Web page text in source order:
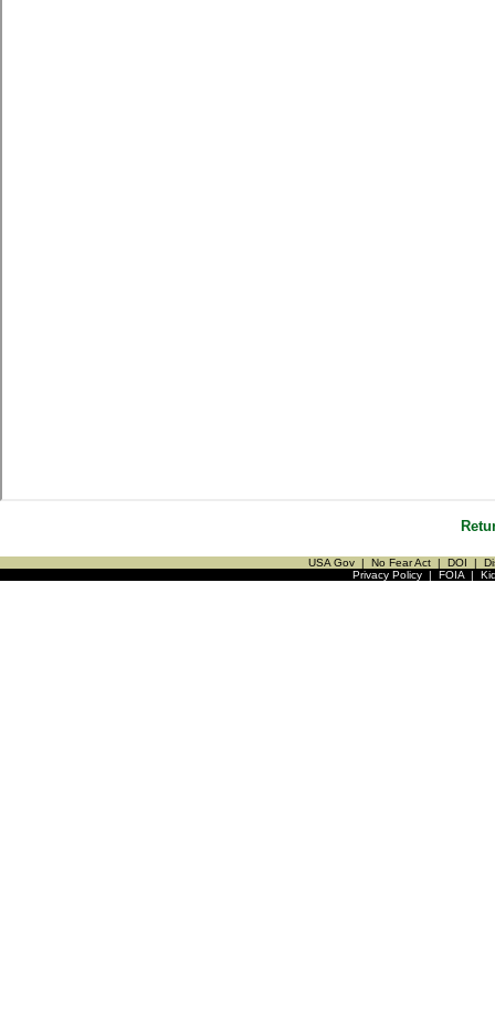
USA Gov | No Fear Act | DOI |
Privacy Policy| FOIA|